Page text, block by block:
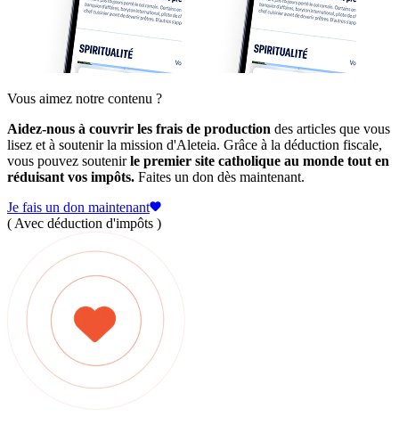
Vous aimez notre contenu ?
Aidez-nous à couvrir les frais de production des articles que vous
lisez et à soutenir la mission d'Aleteia. Grâce à la déduction fiscale,
vous pouvez soutenirle premier site catholique au monde tout en
réduisant vos impôts. Faites un don dès maintenant.
Je fais un don maintenant
( Avec déduction d'impôts )